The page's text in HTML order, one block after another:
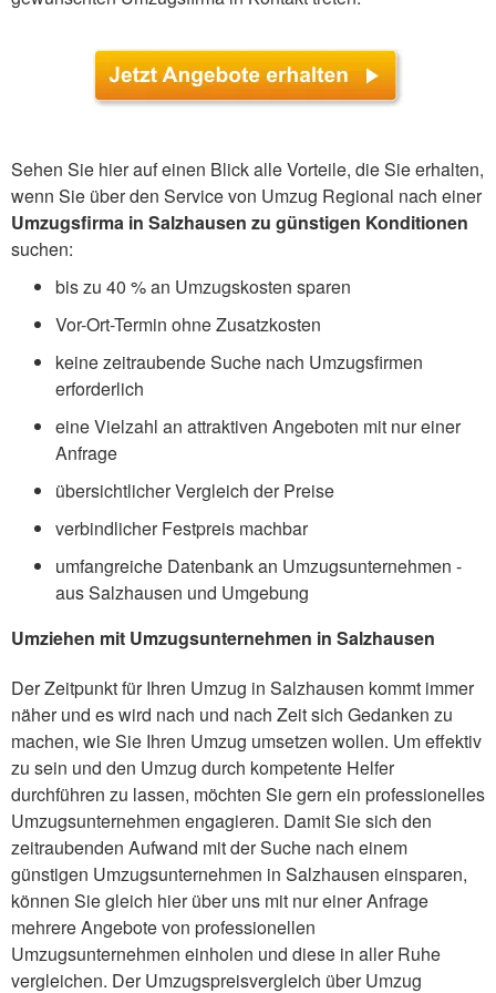
Sehen Sie hier auf einen Blick alle Vorteile, die Sie erhalten,
wenn Sie über den Service von Umzug Regional nach einer
Umzugsfirma in Salzhausen zu günstigen Konditionen
suchen:
bis zu 40 % an Umzugskosten sparen
Vor-Ort-Termin ohne Zusatzkosten
keine zeitraubende Suche nach Umzugsfirmen
erforderlich
eine Vielzahl an attraktiven Angeboten mit nur einer
Anfrage
übersichtlicher Vergleich der Preise
verbindlicher Festpreis machbar
umfangreiche Datenbank an Umzugsunternehmen -
aus Salzhausen und Umgebung
Umziehen mit Umzugsunternehmen in Salzhausen
Der Zeitpunkt für Ihren Umzug in Salzhausen kommt immer
näher und es wird nach und nach Zeit sich Gedanken zu
machen, wie Sie Ihren Umzug umsetzen wollen. Um effektiv
zu sein und den Umzug durch kompetente Helfer
durchführen zu lassen, möchten Sie gern ein professionelles
Umzugsunternehmen engagieren. Damit Sie sich den
zeitraubenden Aufwand mit der Suche nach einem
günstigen Umzugsunternehmen in Salzhausen einsparen,
können Sie gleich hier über uns mit nur einer Anfrage
mehrere Angebote von professionellen
Umzugsunternehmen einholen und diese in aller Ruhe
vergleichen. Der Umzugspreisvergleich über Umzug